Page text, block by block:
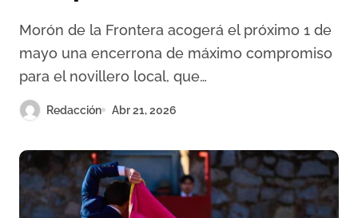
Martín Morilla en Morón
Morón de la Frontera acogerá el próximo 1 de
mayo una encerrona de máximo compromiso
para el novillero local, que…
Redacción Abr 21, 2026